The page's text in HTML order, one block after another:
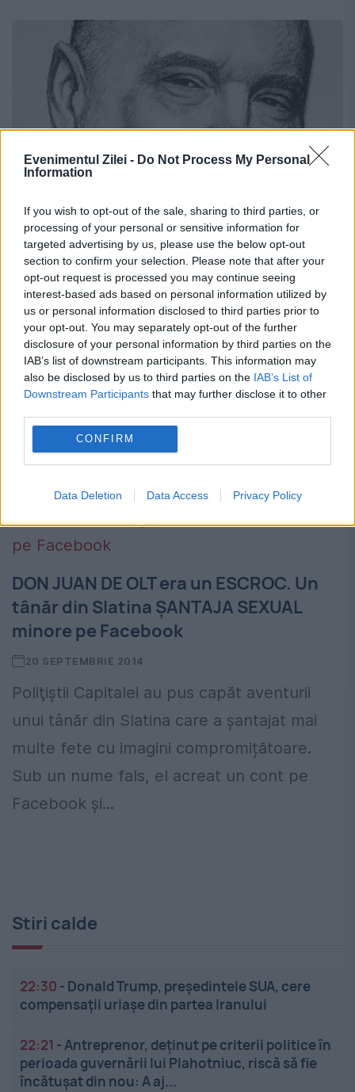
Evenimentul Zilei - Do Not Process My Personal
Information
If you wish to opt-out of the sale, sharing to third parties, or
processing of your personal or sensitive information for
targeted advertising by us, please use the below opt-out
section to confirm your selection. Please note that after your
opt-out request is processed you may continue seeing
interest-based ads based on personal information utilized by
us or personal information disclosed to third parties prior to
your opt-out. You may separately opt-out of the further
disclosure of your personal information by third parties on the
IAB’s list of downstream participants. This information may
also be disclosed by us to third parties on the IAB’s List of
Downstream Participants that may further disclose it to other
CONFIRM
Data Deletion Data Access Privacy Policy
„Moderatorul”, povestea parvenitului
modern
19 NOIEMBRIE 2014
Unul dintre puținii oameni rămași să
vegheze asupra culturii în capitala
Teleormanului, Alexandria, scriitorul Elisei
care autorul a folosit nume fictive pentru...
DON JUAN DE OLT era un ESCROC. Un
tânăr din Slatina ȘANTAJA SEXUAL
minore pe Facebook
20 SEPTEMBRIE 2014
Poliţiştii Capitalei au pus capăt aventurii
unui tânăr din Slatina care a șantajat mai
multe fete cu imagini compromițătoare.
Sub un nume fals, el acreat un cont pe
Facebook și...
Stiri calde
22:30 - Donald Trump, președintele SUA, cere
compensații uriașe din partea Iranului
22:21 -Antreprenor, deţinut pe criterii politice în
perioada guvernării lui Plahotniuc, riscă să fie
încătuşat din nou: A aj...